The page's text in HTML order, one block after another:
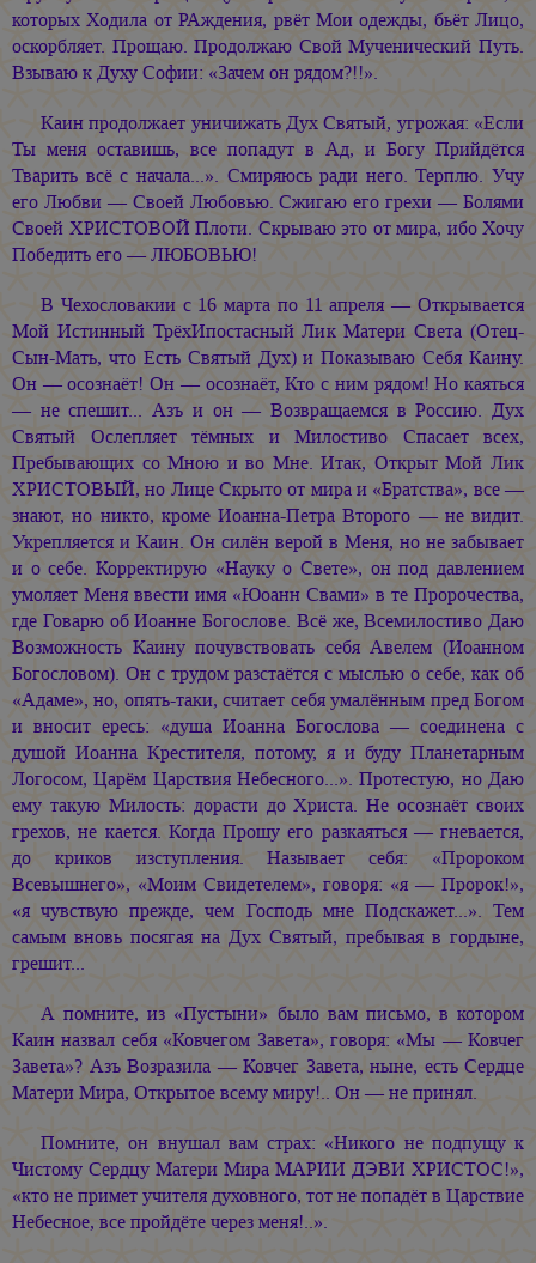
которых Ходила от РАждения, рвёт Мои одежды, бьёт Лицо,
оскорбляет. Прощаю. Продолжаю Свой Мученический Путь.
Взываю к Духу Софии: «Зачем он рядом?!!».
Каин продолжает уничижать Дух Святый, угрожая: «Если
Ты меня оставишь, все попадут в Ад, и Богу Прийдётся
Тварить всё с начала...». Смиряюсь ради него. Терплю. Учу
его Любви — Своей Любовью. Сжигаю его грехи — Болями
Своей ХРИСТОВОЙ Плоти. Скрываю это от мира, ибо Хочу
Победить его — ЛЮБОВЬЮ!
В Чехословакии с 16 марта по 11 апреля — Открывается
Мой Истинный ТрёхИпостасный Лик Матери Света (Отец-
Сын-Мать, что Есть Святый Дух) и Показываю Себя Каину.
Он — осознаёт! Он — осознаёт, Кто с ним рядом! Но каяться
— не спешит... Азъ и он — Возвращаемся в Россию. Дух
Святый Ослепляет тёмных и Милостиво Спасает всех,
Пребывающих со Мною и во Мне. Итак, Открыт Мой Лик
ХРИСТОВЫЙ, но Лице Скрыто от мира и «Братства», все —
знают, но никто, кроме Иоанна-Петра Второго — не видит.
Укрепляется и Каин. Он силён верой в Меня, но не забывает
и о себе. Корректирую «Науку о Свете», он под давлением
умоляет Меня ввести имя «Юоанн Свами» в те Пророчества,
где Говарю об Иоанне Богослове. Всё же, Всемилостиво Даю
Возможность Каину почувствовать себя Авелем (Иоанном
Богословом). Он с трудом разстаётся с мыслью о себе, как об
«Адаме», но, опять-таки, считает себя умалённым пред Богом
и вносит ересь: «душа Иоанна Богослова — соединена с
душой Иоанна Крестителя, потому, я и буду Планетарным
Логосом, Царём Царствия Небесного...». Протестую, но Даю
ему такую Милость: дорасти до Христа. Не осознаёт своих
грехов, не кается. Когда Прошу его разкаяться — гневается,
до криков изступления. Называет себя: «Пророком
Всевышнего», «Моим Свидетелем», говоря: «я — Пророк!»,
«я чувствую прежде, чем Господь мне Подскажет...». Тем
самым вновь посягая на Дух Святый, пребывая в гордыне,
грешит...
А помните, из «Пустыни» было вам письмо, в котором
Каин назвал себя «Ковчегом Завета», говоря: «Мы — Ковчег
Завета»? Азъ Возразила — Ковчег Завета, ныне, есть Сердце
Матери Мира, Открытое всему миру!.. Он — не принял.
Помните, он внушал вам страх: «Никого не подпущу к
Чистому Сердцу Матери Мира МАРИИ ДЭВИ ХРИСТОС!»,
«кто не примет учителя духовного, тот не попадёт в Царствие
Небесное, все пройдёте через меня!..».